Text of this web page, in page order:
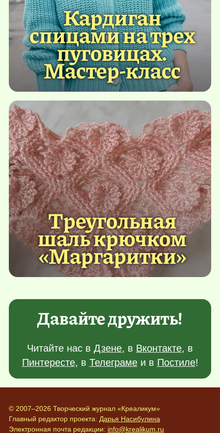
Кардиган
спицами на трех
пуговицах.
Мастер-класс
Треугольная
шаль крючком
«Маргаритки»
Давайте дружить!
Читайте нас в Дзене, в Вконтакте, в
Пинтересте, в Телеграмеи в Постиле!
© 2007–2026 Творческий журнал «Креаликум»
Главный редактор проекта: Дарья Насибулина
Электронная почта редакции: info@krealikum.ru